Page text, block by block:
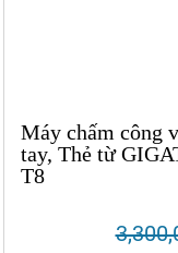
Máy chấm công
tay, Thẻ từ
T8